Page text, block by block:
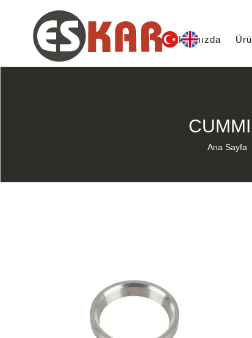
Hakkımızda
Ana Sayfa